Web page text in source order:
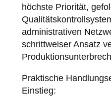
höchste Priorität,
administrativen
schrittweiser Ansatz
Praktische
Einstieg: